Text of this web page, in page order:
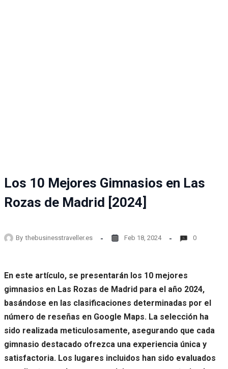
Los 10 Mejores Gimnasios en Las
Rozas de Madrid [2024]
By thebusinesstraveller.es Feb 18, 2024 0
En este artículo, se presentarán los 10 mejores
gimnasios en Las Rozas de Madrid para el año 2024,
basándose en las clasificaciones determinadas por el
número de reseñas en Google Maps. La selección ha
sido realizada meticulosamente, asegurando que cada
gimnasio destacado ofrezca una experiencia única y
satisfactoria. Los lugares incluidos han sido evaluados